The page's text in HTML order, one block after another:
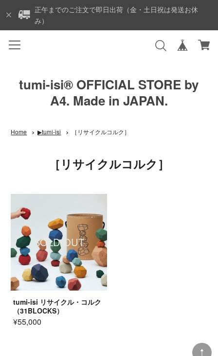
正午までのご注文で即日出荷（金・土日祝は発送お休
み）
tumi-isi®︎ OFFICIAL STORE by
A4. Made in JAPAN.
Home ▶︎tumi-isi ［リサイクルコルク］
［リサイクルコルク］
SOLD OUT
tumi-isi リサイクル・コルク
（31BLOCKS）
¥55,000